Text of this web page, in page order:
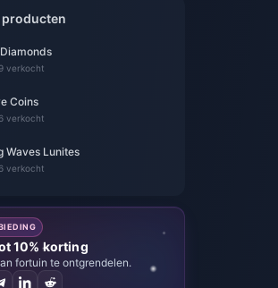
verkocht
Coins
verkocht
Waves Lunites
verkocht
10% korting
fortuin te ontgrendelen.